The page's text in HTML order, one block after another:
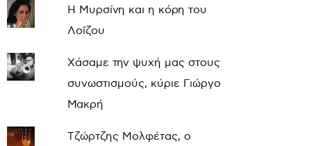
Η Μυρσίνη και η κόρη του
Λοΐζου
Χάσαμε την ψυχή μας στους
συνωστισμούς, κύριε Γιώργο
Μακρή
Τζώρτζης Μολφέτας, ο